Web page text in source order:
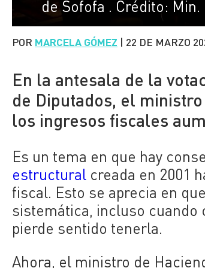
de Sofofa . Crédito: Min.
POR MARCELA GÓMEZ | 22 DE MARZO
En la antesala de la
de Diputados, el
los ingresos fiscales
Es un tema en que hay
estructural creada en 2001
fiscal. Esto se aprecia en
sistemática, incluso cuando
pierde sentido tenerla.
Ahora, el ministro de